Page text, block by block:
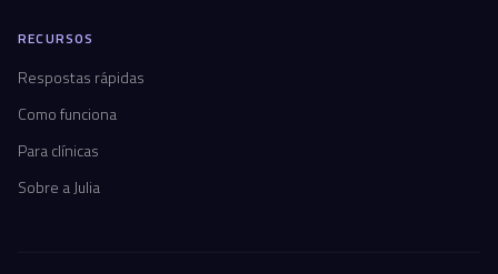
RECURSOS
Respostas rápidas
Como funciona
Para clínicas
Sobre a Julia